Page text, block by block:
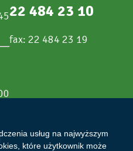
usług na najwyższym
które użytkownik może
22 484 23 10
fax: 22 484 23 19